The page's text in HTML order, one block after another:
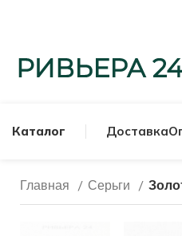
Каталог Доставка
Главная Серьги